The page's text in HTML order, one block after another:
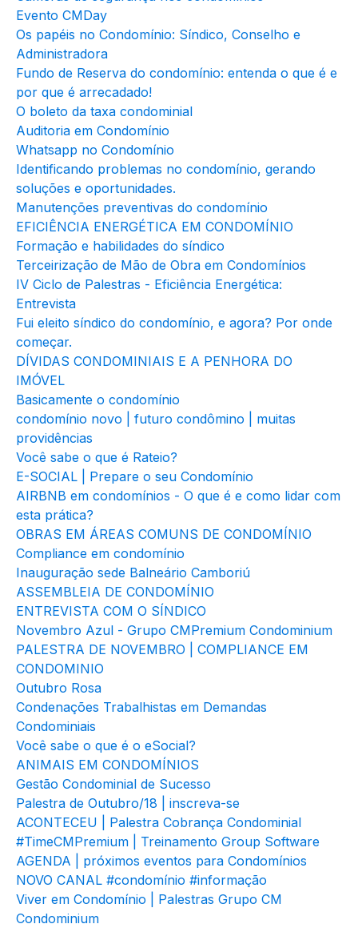
Evento CMDay
Os papéis no Condomínio: Síndico, Conselho e
Administradora
Fundo de Reserva do condomínio: entenda o que é e
por que é arrecadado!
O boleto da taxa condominial
Auditoria em Condomínio
Whatsapp no Condomínio
Identificando problemas no condomínio, gerando
soluções e oportunidades.
Manutenções preventivas do condomínio
EFICIÊNCIA ENERGÉTICA EM CONDOMÍNIO
Formação e habilidades do síndico
Terceirização de Mão de Obra em Condomínios
IV Ciclo de Palestras - Eficiência Energética:
Entrevista
Fui eleito síndico do condomínio, e agora? Por onde
começar.
DÍVIDAS CONDOMINIAIS E A PENHORA DO
IMÓVEL
Basicamente o condomínio
condomínio novo | futuro condômino | muitas
providências
Você sabe o que é Rateio?
E-SOCIAL | Prepare o seu Condomínio
AIRBNB em condomínios - O que é e como lidar com
esta prática?
OBRAS EM ÁREAS COMUNS DE CONDOMÍNIO
Compliance em condomínio
Inauguração sede Balneário Camboriú
ASSEMBLEIA DE CONDOMÍNIO
ENTREVISTA COM O SÍNDICO
Novembro Azul - Grupo CMPremium Condominium
PALESTRA DE NOVEMBRO | COMPLIANCE EM
CONDOMINIO
Outubro Rosa
Condenações Trabalhistas em Demandas
Condominiais
Você sabe o que é o eSocial?
ANIMAIS EM CONDOMÍNIOS
Gestão Condominial de Sucesso
Palestra de Outubro/18 | inscreva-se
ACONTECEU | Palestra Cobrança Condominial
#TimeCMPremium | Treinamento Group Software
AGENDA | próximos eventos para Condomínios
NOVO CANAL #condomínio #informação
Viver em Condomínio | Palestras Grupo CM
Condominium